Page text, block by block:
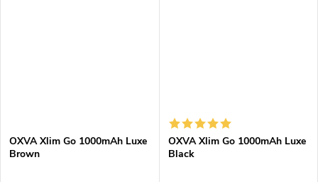
OXVA Xlim Go 1000mAh Luxe
Brown
OXVA Xlim Go 1000mAh Luxe
Black